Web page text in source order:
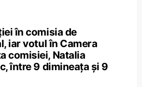
în comisia de
iar votul în Camera
comisiei, Natalia
între 9 dimineața și 9